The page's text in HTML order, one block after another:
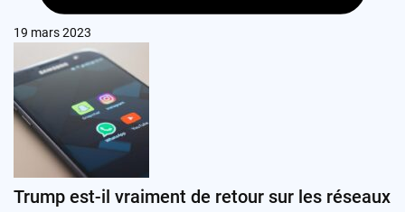
19 mars 2023
Trump est-il vraiment de retour sur les réseaux